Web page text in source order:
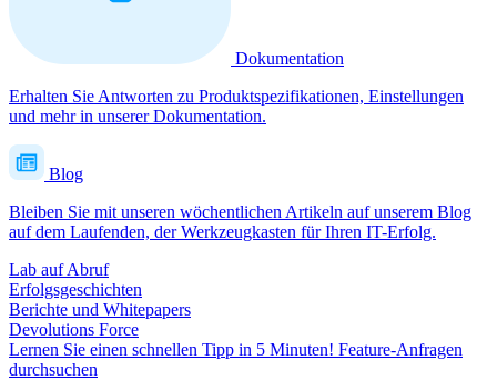
Dokumentation
Erhalten Sie Antworten zu Produktspezifikationen, Einstellungen
und mehr in unserer Dokumentation.
Blog
Bleiben Sie mit unseren wöchentlichen Artikeln auf unserem Blog
auf dem Laufenden, der Werkzeugkasten für Ihren IT-Erfolg.
Lab auf Abruf
Erfolgsgeschichten
Berichte und Whitepapers
Devolutions Force
Lernen Sie einen schnellen Tipp in 5 Minuten! Feature-Anfragen
durchsuchen